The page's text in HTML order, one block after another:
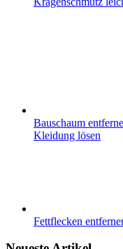
Bauschaum
Kleidung lösen
Fettflecken